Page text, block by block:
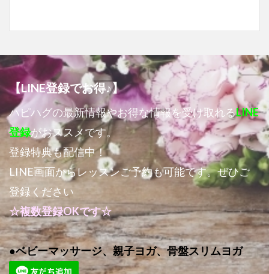
【LINE登録でお得♪】
ハピハグの最新情報やお得な情報を受け取れるLINE
登録がおススメです。
登録特典も配信中！
LINE画面からレッスンご予約も可能です。ぜひご
登録ください
☆複数登録OKです☆
●ベビーマッサージ、親子ヨガ、骨盤スリムヨガ